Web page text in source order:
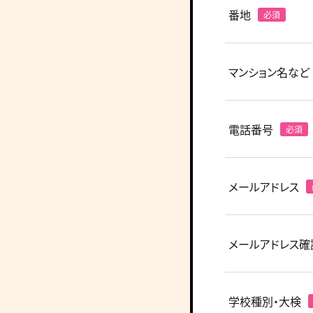
番地
マンション名など
電話番号
メールアドレス
メールアドレス
学校種別・大検